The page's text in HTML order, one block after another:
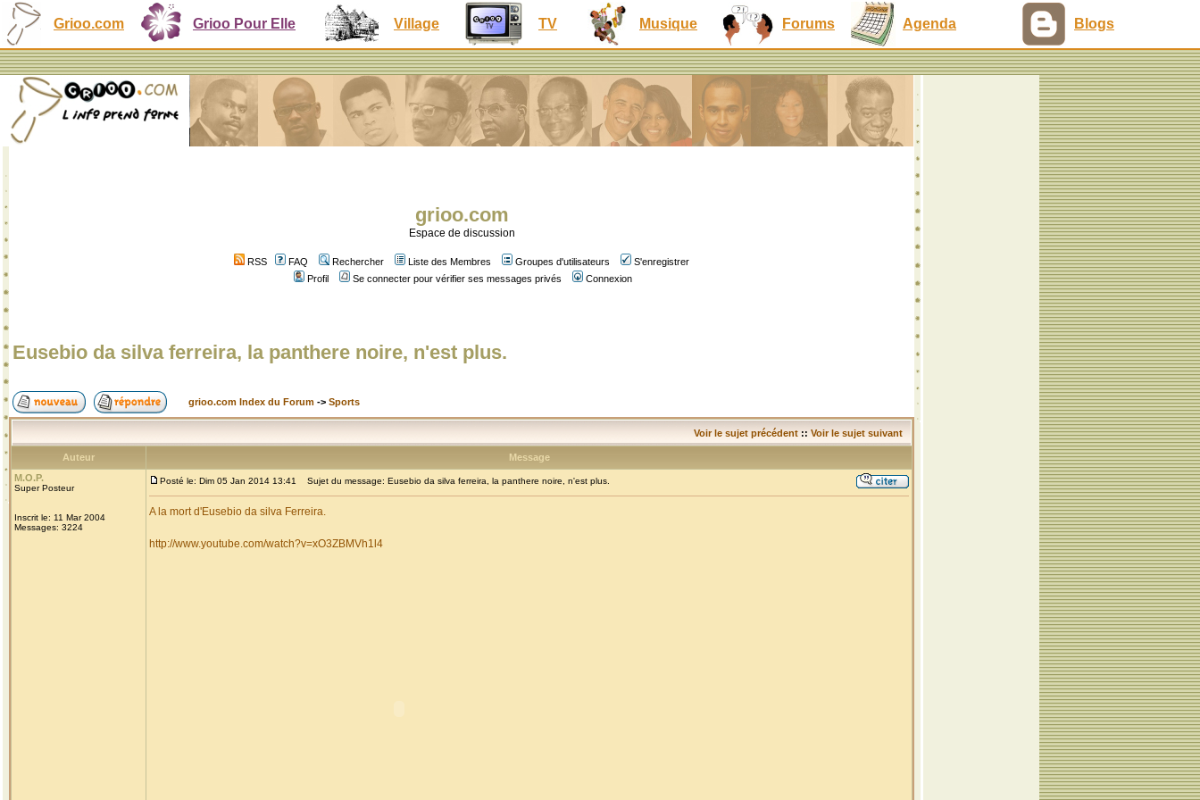
Grioo.com Grioo Pour Elle Village TV Musique Forums Agenda Blogs
grioo.com
Espace de discussion
RSS FAQ Rechercher Liste des Membres Groupes d'utilisateurs
S'enregistrer
Profil
Se connecter pour vérifier ses messages privés Connexion
Eusebio da silva ferreira, la panthere noire, n'est plus.
grioo.com Index du Forum -> Sports
Voir le sujet précédent :: Voir le sujet suivant
Auteur
Message
M.O.P.
Super Posteur
Inscrit le: 11 Mar 2004
Messages: 3224
Posté le: Dim 05 Jan 2014 13:41 Sujet du message: Eusebio da silva ferreira, la panthere noire, n'est plus.
A la mort d'Eusebio da silva Ferreira.
http://www.youtube.com/watch?v=xO3ZBMVh1l4